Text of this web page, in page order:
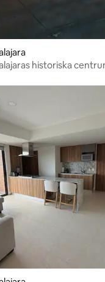
historiska